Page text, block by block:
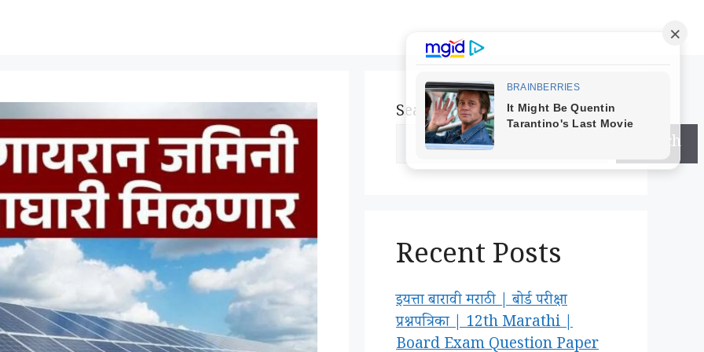
Search
Search
Recent Posts
इयत्ता बारावी मराठी | बोर्ड परीक्षा
प्रश्नपत्रिका | 12th Marathi |
Board Exam Question Paper